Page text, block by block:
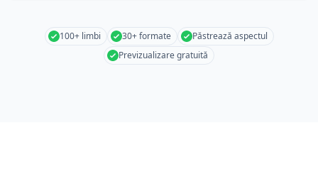
100+ limbi 30+ formate
Păstrează aspectul
Previzualizare gratuită